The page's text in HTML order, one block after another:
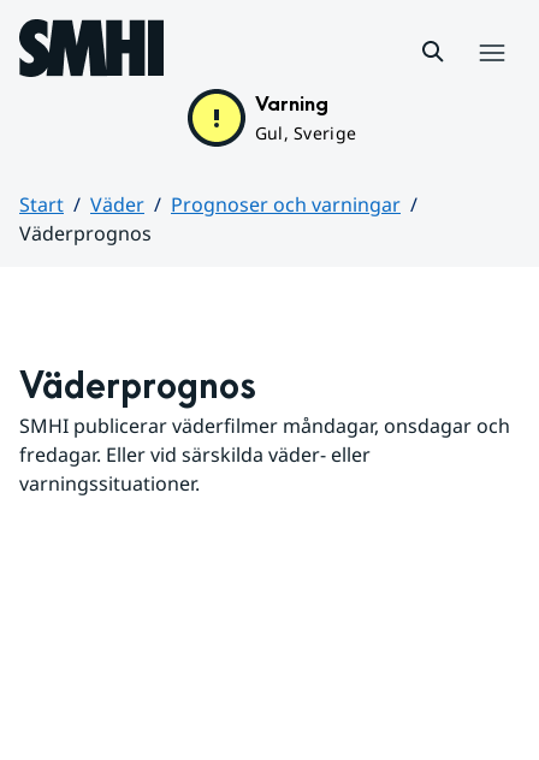
Hoppa till sidans innehåll
Varning
Gul, Sverige
Start Väder
Prognoser och varningar
Väderprognos
Väderprognos
SMHI publicerar väderfilmer måndagar, onsdagar och
fredagar. Eller vid särskilda väder- eller
varningssituationer.